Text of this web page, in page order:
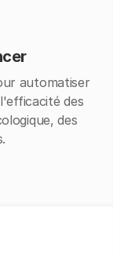
automatiser
des
des